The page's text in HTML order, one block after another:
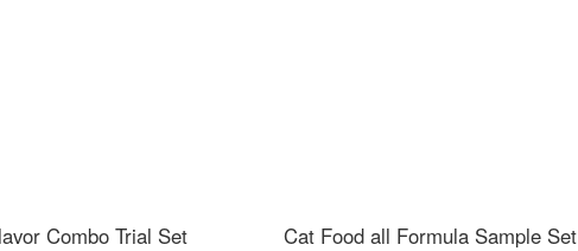
Combo Trial Set Cat Food all Formula Sample Set